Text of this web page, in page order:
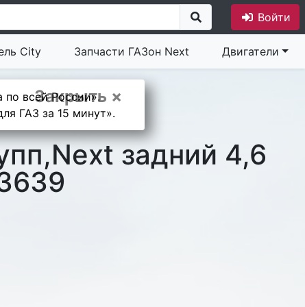
Войти
City Запчасти ГАЗон Next Двигатели
Закрыть ×
по всей России».
ГАЗ за 15 минут».
задний 4,6